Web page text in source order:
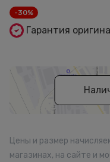
-30%
Гарантия
Цены и размер
магазинах, на сайте и